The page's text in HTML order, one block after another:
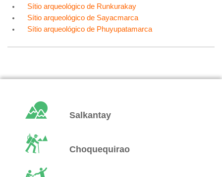
Sítio arqueológico de Runkurakay
Sítio arqueológico de Sayacmarca
Sítio arqueológico de Phuyupatamarca
Salkantay
Choquequirao